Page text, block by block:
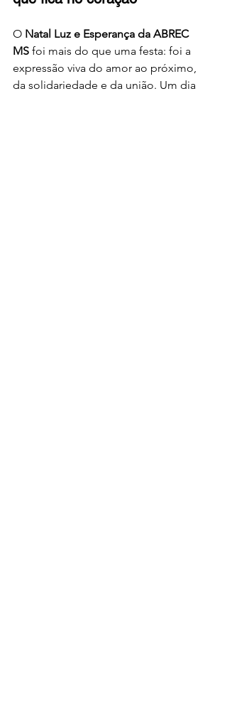
O Natal Luz e Esperança da ABREC
MS foi mais do que uma festa: foi a
expressão viva do amor ao próximo,
da solidariedade e da união. Um dia